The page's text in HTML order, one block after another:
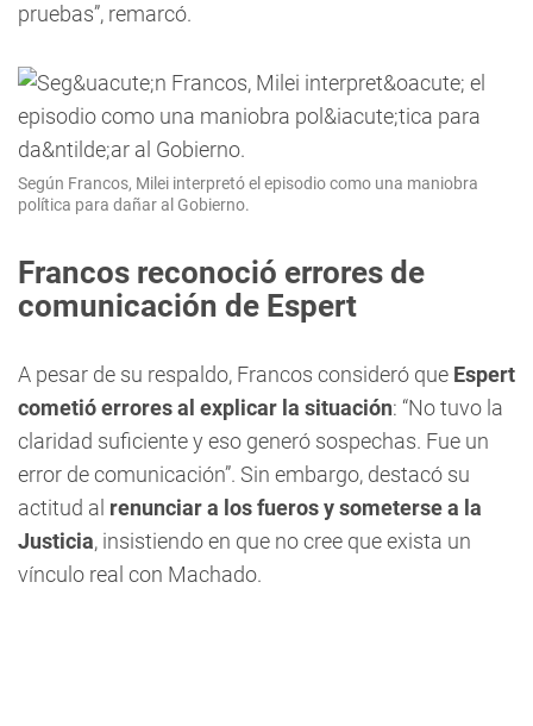
pruebas”, remarcó.
Según Francos, Milei interpretó el episodio como una maniobra
política para dañar al Gobierno.
Francos reconoció errores de
comunicación de Espert
A pesar de su respaldo, Francos consideró que Espert
cometió errores al explicar la situación: “No tuvo la
claridad suficiente y eso generó sospechas. Fue un
error de comunicación”. Sin embargo, destacó su
actitud al renunciar a los fueros y someterse a la
Justicia, insistiendo en que no cree que exista un
vínculo real con Machado.